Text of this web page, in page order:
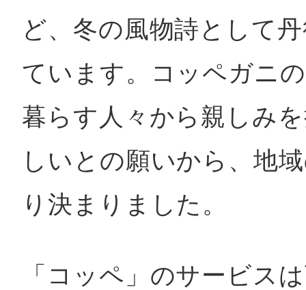
ど、冬の風物詩として
ています。コッペガニ
暮らす人々から親しみ
しいとの願いから、地
り決まりました。
「コッペ」のサービス